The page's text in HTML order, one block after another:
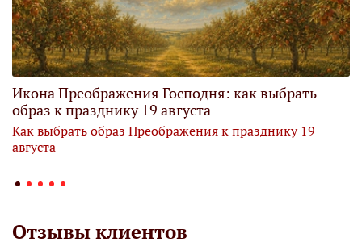
Икона Преображения Господня: как выбрать
образ к празднику 19 августа
Как выбрать образ Преображения к празднику 19
августа
Отзывы клиентов